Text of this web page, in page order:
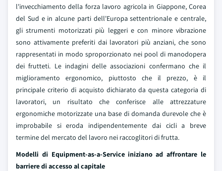
l'invecchiamento della forza lavoro agricola in Giappone, Corea
del Sud e in alcune parti dell'Europa settentrionale e centrale,
gli strumenti motorizzati più leggeri e con minore vibrazione
sono attivamente preferiti dai lavoratori più anziani, che sono
rappresentati in modo sproporzionato nei pool di manodopera
dei frutteti. Le indagini delle associazioni confermano che il
miglioramento ergonomico, piuttosto che il prezzo, è il
principale criterio di acquisto dichiarato da questa categoria di
lavoratori, un risultato che conferisce alle attrezzature
ergonomiche motorizzate una base di domanda durevole che è
improbabile si eroda indipendentemente dai cicli a breve
termine del mercato del lavoro nei raccoglitori di frutta.
Modelli di Equipment-as-a-Service iniziano ad affrontare le
barriere di accesso al capitale